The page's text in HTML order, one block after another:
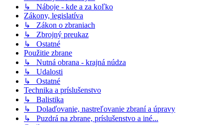
↳ Náboje - kde a za koľko
Zákony, legislatíva
↳ Zákon o zbraniach
↳ Zbrojný preukaz
↳ Ostatné
Použitie zbrane
↳ Nutná obrana - krajná núdza
↳ Udalosti
↳ Ostatné
Technika a príslušenstvo
↳ Balistika
↳ Dolaďovanie, nastreľovanie zbraní a úpravy
↳ Puzdrá na zbrane, príslušenstvo a iné...